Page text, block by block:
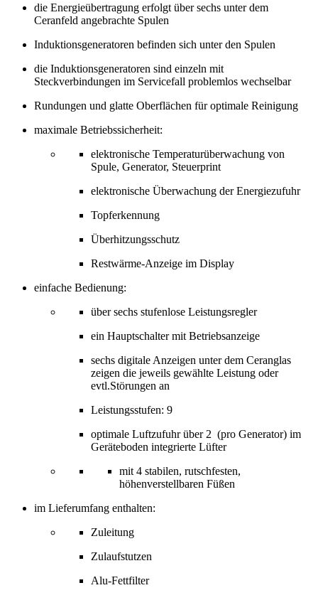
die Energieübertragung erfolgt über sechs unter dem
Ceranfeld angebrachte Spulen
Induktionsgeneratoren befinden sich unter den Spulen
die Induktionsgeneratoren sind einzeln mit
Steckverbindungen im Servicefall problemlos wechselbar
Rundungen und glatte Oberflächen für optimale Reinigung
maximale Betriebssicherheit:
elektronische Temperaturüberwachung von
Spule, Generator, Steuerprint
elektronische Überwachung der Energiezufuhr
Topferkennung
Überhitzungsschutz
Restwärme-Anzeige im Display
einfache Bedienung:
über sechs stufenlose Leistungsregler
ein Hauptschalter mit Betriebsanzeige
sechs digitale Anzeigen unter dem Ceranglas
zeigen die jeweils gewählte Leistung oder
evtl.Störungen an
Leistungsstufen: 9
optimale Luftzufuhr über 2 (pro Generator) im
Geräteboden integrierte Lüfter
mit 4 stabilen, rutschfesten,
höhenverstellbaren Füßen
im Lieferumfang enthalten:
Zuleitung
Zulaufstutzen
Alu-Fettfilter